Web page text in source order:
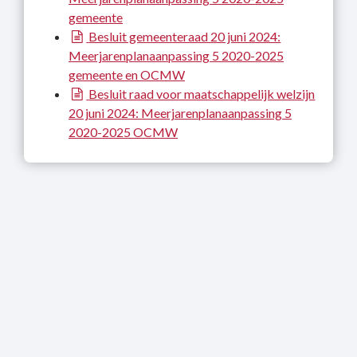
gemeente
Besluit gemeenteraad 20 juni 2024:
Meerjarenplanaanpassing 5 2020-2025
gemeente en OCMW
Besluit raad voor maatschappelijk welzijn
20 juni 2024: Meerjarenplanaanpassing 5
2020-2025 OCMW